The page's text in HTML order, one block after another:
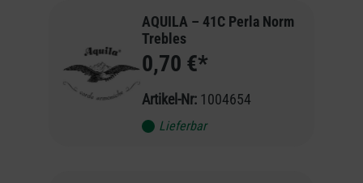
AQUILA – 41C Perla Norm
Trebles
0,70 €*
Artikel-Nr: 1004654
Lieferbar